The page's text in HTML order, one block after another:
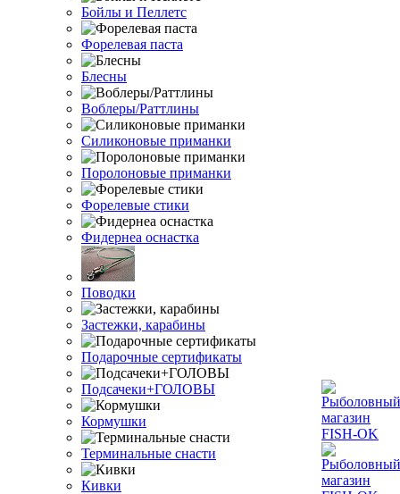
Бойлы и Пеллетс
Форелевая паста
Блесны
Воблеры/Раттлины
Силиконовые приманки
Поролоновые приманки
Форелевые стики
Фидернеа оснастка
Поводки
Застежки, карабины
Подарочные сертификаты
Подсачеки+ГОЛОВЫ
Кормушки
Терминальные снасти
Кивки